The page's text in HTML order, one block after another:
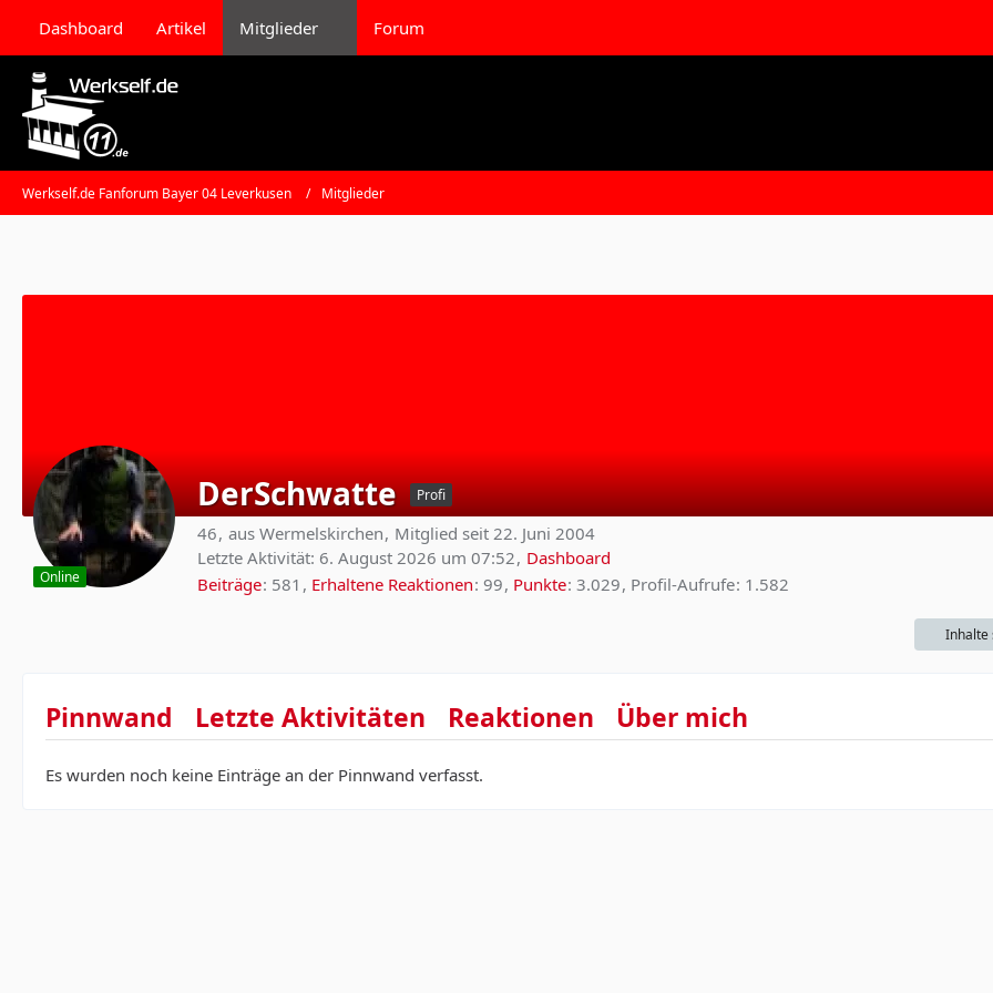
Dashboard Artikel Mitglieder Forum
Werkself.de Fanforum Bayer 04 Leverkusen Mitglieder
Online
DerSchwatte Profi
46 aus Wermelskirchen Mitglied seit 22. Juni 2004
Letzte Aktivität: 6. August 2026 um 07:52 Dashboard
Beiträge 581 Erhaltene Reaktionen 99 Punkte 3.029 Profil-Aufrufe 1.582
Inhalte
Pinnwand Letzte Aktivitäten Reaktionen Über mich
Es wurden noch keine Einträge an der Pinnwand verfasst.